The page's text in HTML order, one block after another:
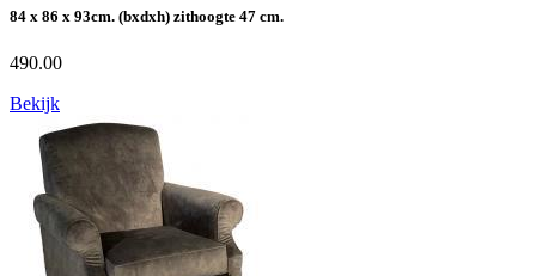
84 x 86 x 93cm. (bxdxh) zithoogte 47 cm.
490.00
Bekijk